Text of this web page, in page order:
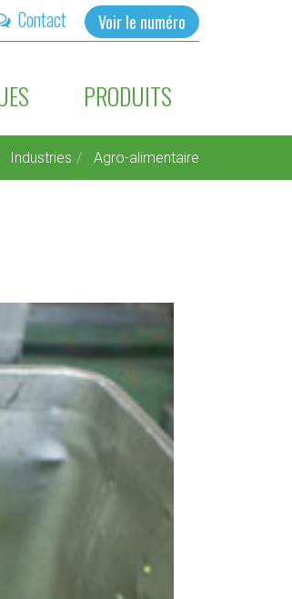
Contact Voir le numéro
PRODUITS
Industries Agro-alimentaire